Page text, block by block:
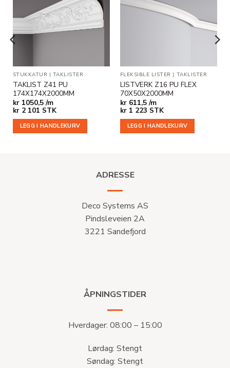
Legg til
i
ønskeliste
STUKKATUR | TAKLISTER
TAKLIST Z41 PU
174X174X2000MM
kr1050,5 /m
kr2 101 STK
LEGG I HANDLEKURV
ønskeliste
FLEKSIBLE LISTER | TAKLISTER
LISTVERK Z16 PU FLEX
70X50X2000MM
kr611,5 /m
kr1 223 STK
LEGG I HANDLEKURV
ADRESSE
Deco Systems AS
Pindsleveien 2A
3221 Sandefjord
ÅPNINGSTIDER
Hverdager: 08:00 – 15:00
Lørdag: Stengt
Søndag: Stengt